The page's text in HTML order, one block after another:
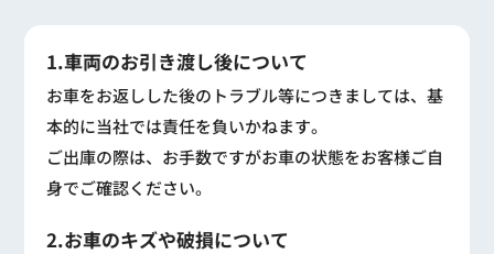
1.車両のお引き渡し後について
お車をお返しした後のトラブル等につきましては、基
本的に当社では責任を負いかねます。
ご出庫の際は、お手数ですがお車の状態をお客様ご自
身でご確認ください。
2.お車のキズや破損について